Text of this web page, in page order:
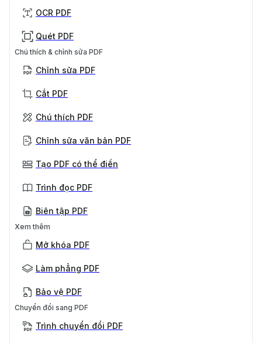
OCR PDF
Quét PDF
Chú thích & chỉnh sửa PDF
Chỉnh sửa PDF
Cắt PDF
Chú thích PDF
Chỉnh sửa văn bản PDF
Tạo PDF có thể điền
Trình đọc PDF
Biên tập PDF
Xem thêm
Mở khóa PDF
Làm phẳng PDF
Bảo vệ PDF
Chuyển đổi sang PDF
Trình chuyển đổi PDF